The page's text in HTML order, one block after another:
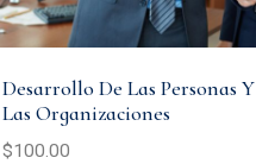
Desarrollo De Las Personas Y
Las Organizaciones
$100.00